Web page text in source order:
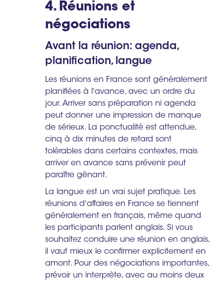
4. Réunions et
négociations
Avant la réunion: agenda,
planification, langue
Les réunions en France sont généralement
planifiées à l'avance, avec un ordre du
jour. Arriver sans préparation ni agenda
peut donner une impression de manque
de sérieux. La ponctualité est attendue,
cinq à dix minutes de retard sont
tolérables dans certains contextes, mais
arriver en avance sans prévenir peut
paraître gênant.
La langue est un vrai sujet pratique. Les
réunions d'affaires en France se tiennent
généralement en français, même quand
les participants parlent anglais. Si vous
souhaitez conduire une réunion en anglais,
il vaut mieux le confirmer explicitement en
amont. Pour des négociations importantes,
prévoir un interprète, avec au moins deux